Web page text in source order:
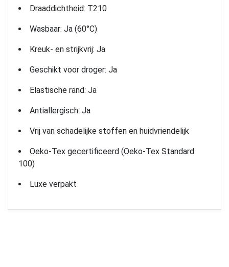
Draaddichtheid: T210
Wasbaar: Ja (60°C)
Kreuk- en strijkvrij: Ja
Geschikt voor droger: Ja
Elastische rand: Ja
Antiallergisch: Ja
Vrij van schadelijke stoffen en huidvriendelijk
Oeko-Tex gecertificeerd (Oeko-Tex Standard
100)
Luxe verpakt